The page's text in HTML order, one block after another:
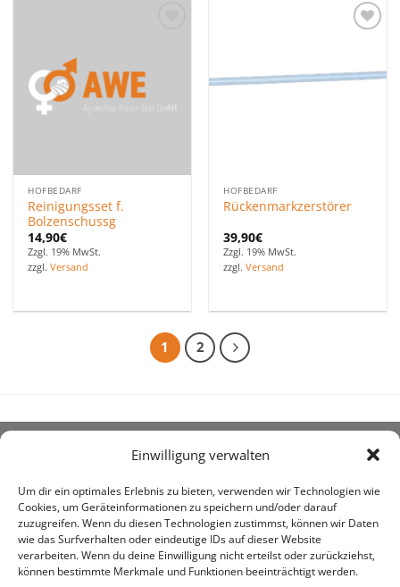
Einwilligung verwalten
Um dir ein optimales Erlebnis zu bieten, verwenden wir Technologien wie
Cookies, um Geräteinformationen zu speichern und/oder darauf
zuzugreifen. Wenn du diesen Technologien zustimmst, können wir Daten
wie das Surfverhalten oder eindeutige IDs auf dieser Website
verarbeiten. Wenn du deine Einwilligung nicht erteilst oder zurückziehst,
können bestimmte Merkmale und Funktionen beeinträchtigt werden.
HOFBEDARF
Reinigungsset f.
Bolzenschussg
14,90€
Zzgl. 19% MwSt.
zzgl.Versand
HOFBEDARF
Rückenmarkzerstörer
39,90€
Zzgl. 19% MwSt.
zzgl.Versand
1 2